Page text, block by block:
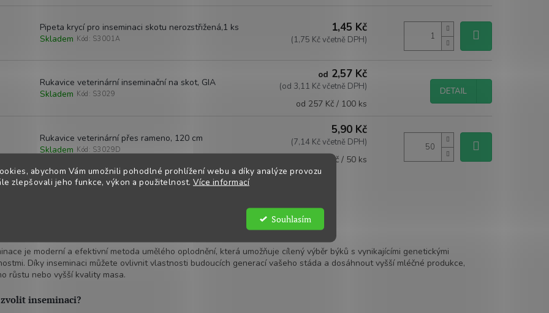
abychom Vám umožnili pohodlné prohlížení webu a díky analýze provozu
zlepšovali jeho funkce, výkon a použitelnost. Více informací
Souhlasím
Pipeta krycí pro inseminaci skotu nerozstřižená,1 ks
Skladem Kód: S3001A
1,45 Kč
(1,75 Kč včetně DPH)
Rukavice veterinární inseminační na skot, GIA
Skladem Kód: S3029
od 2,57 Kč
(od 3,11 Kč včetně DPH)
Měrná
od 257 Kč / 100 ks
DETAIL
Rukavice veterinární přes rameno, 120 cm
Skladem Kód: S3029D
5,90 Kč
(7,14 Kč včetně DPH)
Měrná
cena:
295 Kč / 50 ks
O
a
c
í
krav – cesta k genetické excelenci vašeho stáda
zlepšit genetický potenciál vašeho stáda a zvýšit jeho produktivitu?
je moderní a efektivní metoda umělého oplodnění, která umožňuje cílený výběr býků s vynikajícími genetickými
Díky inseminaci můžete ovlivnit vlastnosti budoucích generací vašeho stáda a dosáhnout vyšší mléčné produkce,
růstu nebo vyšší kvality masa.
inseminaci?